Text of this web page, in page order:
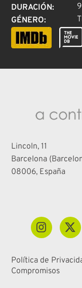
DURACIÓN:
GÉNERO:
Lincoln, 11
Barcelona
08006, España
Política de
Compromisos